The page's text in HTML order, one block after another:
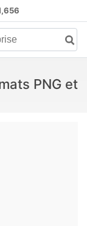
PNG et